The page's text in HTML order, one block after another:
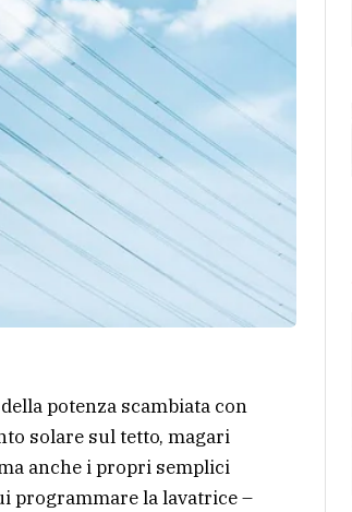
potenza scambiata con
solare sul tetto, magari
anche i propri semplici
programmare la lavatrice –